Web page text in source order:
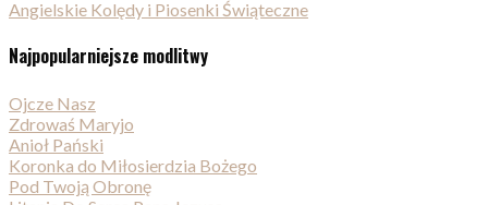
Angielskie Kolędy i Piosenki Świąteczne
Najpopularniejsze modlitwy
Ojcze Nasz
Zdrowaś Maryjo
Anioł Pański
Koronka do Miłosierdzia Bożego
Pod Twoją Obronę